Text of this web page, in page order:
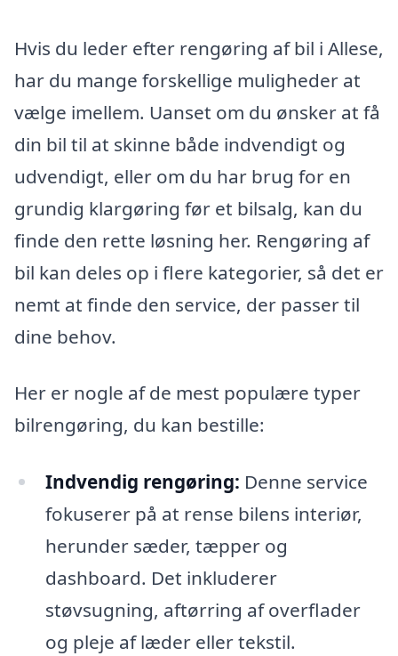
Hvis du leder efter rengøring af bil i Allese,
har du mange forskellige muligheder at
vælge imellem. Uanset om du ønsker at få
din bil til at skinne både indvendigt og
udvendigt, eller om du har brug for en
grundig klargøring før et bilsalg, kan du
finde den rette løsning her. Rengøring af
bil kan deles op i flere kategorier, så det er
nemt at finde den service, der passer til
dine behov.
Her er nogle af de mest populære typer
bilrengøring, du kan bestille:
Indvendig rengøring: Denne service
fokuserer på at rense bilens interiør,
herunder sæder, tæpper og
dashboard. Det inkluderer
støvsugning, aftørring af overflader
og pleje af læder eller tekstil.